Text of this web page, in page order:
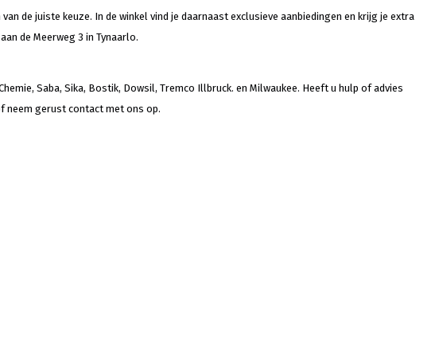
de juiste keuze. In de winkel vind je daarnaast exclusieve aanbiedingen en krijg je extra
de Meerweg 3 in Tynaarlo.
Saba, Sika, Bostik, Dowsil, Tremco Illbruck. en Milwaukee. Heeft u hulp of advies
neem gerust contact met ons op.